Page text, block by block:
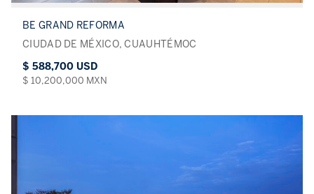
BE GRAND REFORMA
CIUDAD DE MÉXICO, CUAUHTÉMOC
$ 588,700 USD
$ 10,200,000 MXN